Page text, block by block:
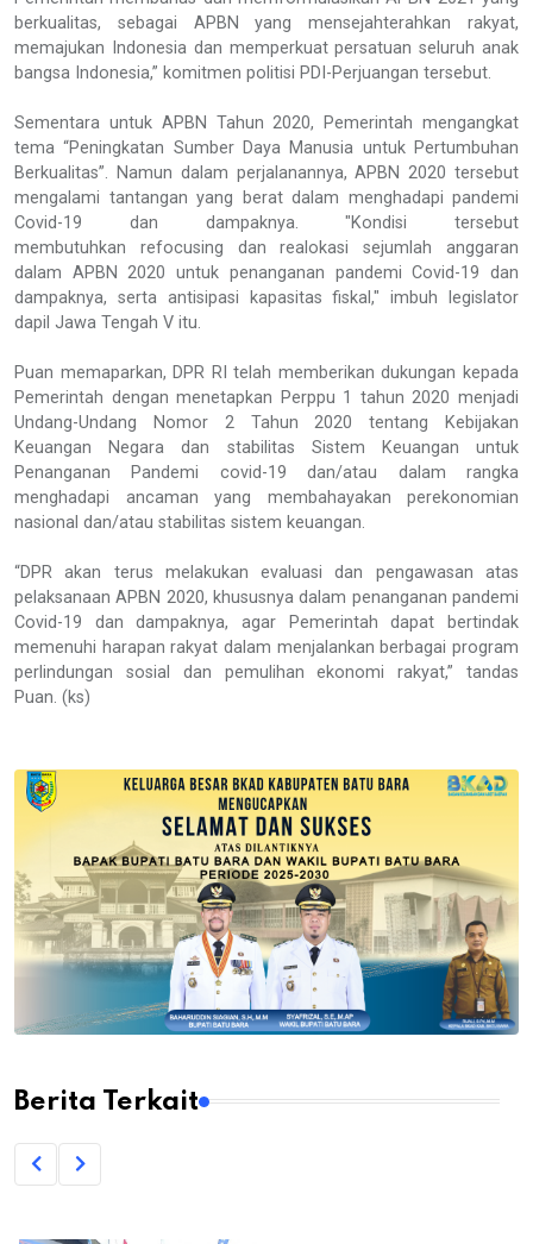
berkualitas, sebagai APBN yang mensejahterahkan rakyat,
memajukan Indonesia dan memperkuat persatuan seluruh anak
bangsa Indonesia,” komitmen politisi PDI-Perjuangan tersebut.
Sementara untuk APBN Tahun 2020, Pemerintah mengangkat
tema “Peningkatan Sumber Daya Manusia untuk Pertumbuhan
Berkualitas”. Namun dalam perjalanannya, APBN 2020 tersebut
mengalami tantangan yang berat dalam menghadapi pandemi
Covid-19 dan dampaknya. "Kondisi tersebut
membutuhkan refocusing dan realokasi sejumlah anggaran
dalam APBN 2020 untuk penanganan pandemi Covid-19 dan
dampaknya, serta antisipasi kapasitas fiskal," imbuh legislator
dapil Jawa Tengah V itu.
Puan memaparkan, DPR RI telah memberikan dukungan kepada
Pemerintah dengan menetapkan Perppu 1 tahun 2020 menjadi
Undang-Undang Nomor 2 Tahun 2020 tentang Kebijakan
Keuangan Negara dan stabilitas Sistem Keuangan untuk
Penanganan Pandemi covid-19 dan/atau dalam rangka
menghadapi ancaman yang membahayakan perekonomian
nasional dan/atau stabilitas sistem keuangan.
“DPR akan terus melakukan evaluasi dan pengawasan atas
pelaksanaan APBN 2020, khususnya dalam penanganan pandemi
Covid-19 dan dampaknya, agar Pemerintah dapat bertindak
memenuhi harapan rakyat dalam menjalankan berbagai program
perlindungan sosial dan pemulihan ekonomi rakyat,” tandas
Puan. (ks)
Berita Terkait